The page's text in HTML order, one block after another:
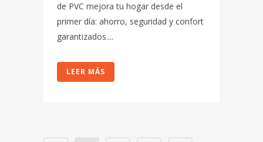
de PVC mejora tu hogar desde el
primer día: ahorro, seguridad y confort
garantizados....
LEER MÁS